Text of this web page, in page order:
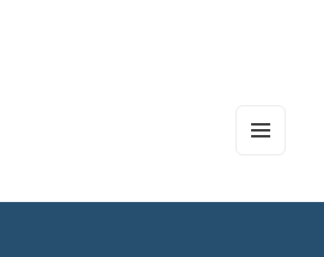
WIDG